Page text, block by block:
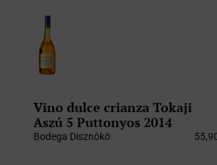
Vino dulce crianza Tokaji
Aszú 5 Puttonyos 2014
Bodega Disznôkö